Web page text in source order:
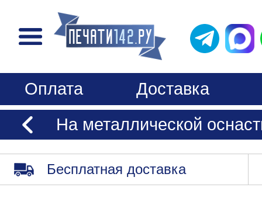
Оплата
Доставка
На металлической
Бесплатная доставка